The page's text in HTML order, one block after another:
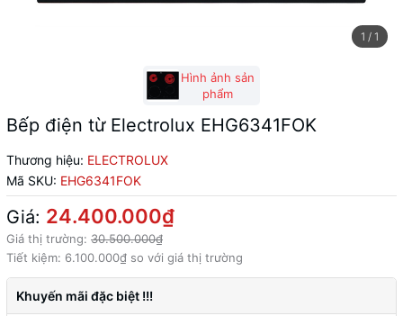
1 / 1
Hình ảnh sản
phẩm
Bếp điện từ Electrolux EHG6341FOK
Thương hiệu: ELECTROLUX
Mã SKU: EHG6341FOK
Giá: 24.400.000₫
Giá thị trường: 30.500.000₫
Tiết kiệm: 6.100.000₫ so với giá thị trường
Khuyến mãi đặc biệt !!!